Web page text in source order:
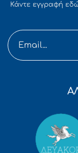
Κάντε εγγραφή